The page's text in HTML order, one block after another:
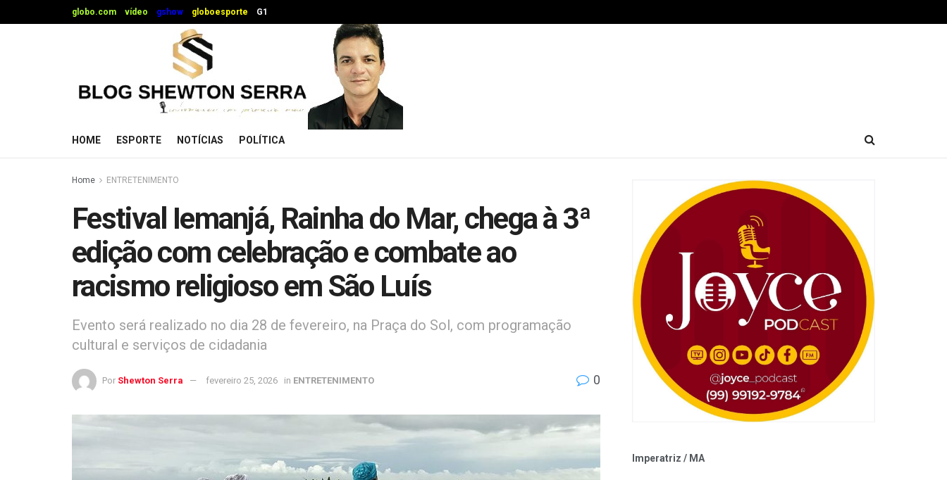
globo.com vídeo gshow globoesporte G1
HOME ESPORTE NOTÍCIAS POLÍTICA
Home ENTRETENIMENTO
Festival Iemanjá, Rainha do Mar, chega à 3ª
edição com celebração e combate ao
racismo religioso em São Luís
Evento será realizado no dia 28 de fevereiro, na Praça do Sol, com programação
cultural e serviços de cidadania
Por Shewton Serra fevereiro 25, 2026 in ENTRETENIMENTO 0
Imperatriz / MA